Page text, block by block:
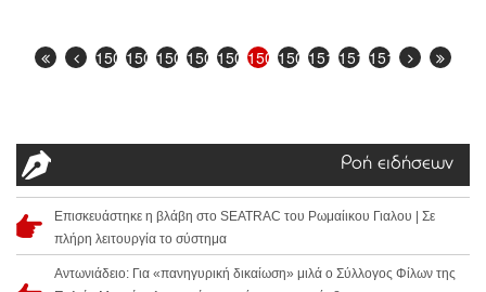
1503150415051506150715081509151015111512
Ροή ειδήσεων
Επισκευάστηκε η βλάβη στο SEATRAC του Ρωμαίικου Γιαλου | Σε
πλήρη λειτουργία το σύστημα
Αντωνιάδειο: Για «πανηγυρική δικαίωση» μιλά ο Σύλλογος Φίλων της